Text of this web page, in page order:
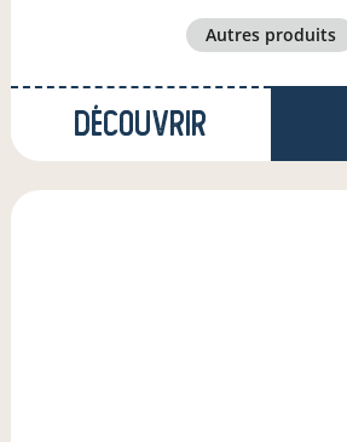
autres produits
Découvrir